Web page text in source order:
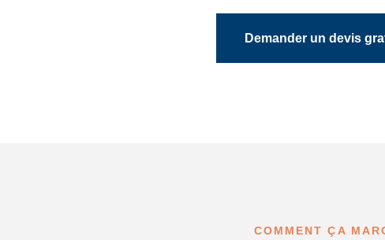
Demander un devis
COMMENT ÇA